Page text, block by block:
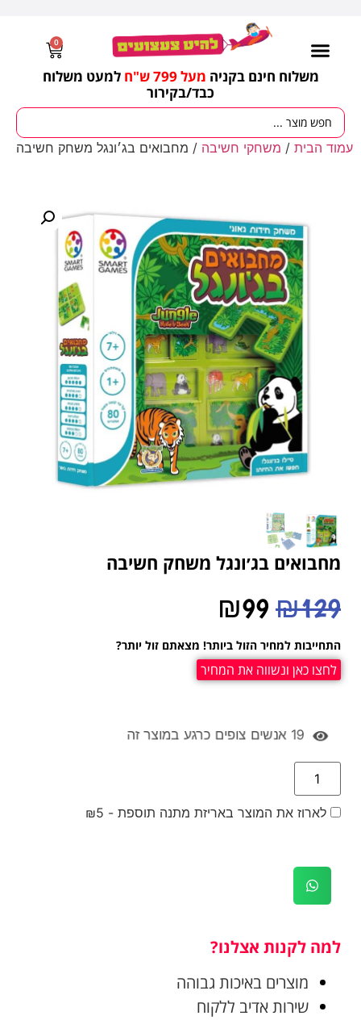
משלוח חינם בקניה מעל 799 ש"ח
למעט משלוח
כבד/בקירור
0
עמוד הבית / משחקי חשיבה / מחבואים בג׳ונגל משחק חשיבה
מחבואים בג׳ונגל משחק חשיבה
₪129
₪99
התחייבות למחיר הזול ביותר! מצאתם זול יותר?
לחצו כאן ונשווה את המחיר
19 אנשים צופים כרגע במוצר זה
לארוז את המוצר באריזת מתנה תוספת - ₪5
למה לקנות אצלנו?
מוצרים באיכות גבוהה
שירות אדיב ללקוח